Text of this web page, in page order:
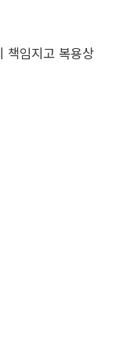
책임지고 복용상